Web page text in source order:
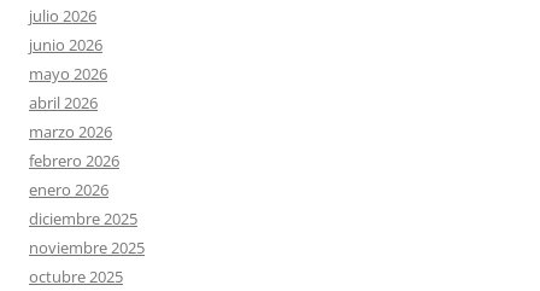
julio 2026
junio 2026
mayo 2026
abril 2026
marzo 2026
febrero 2026
enero 2026
diciembre 2025
noviembre 2025
octubre 2025